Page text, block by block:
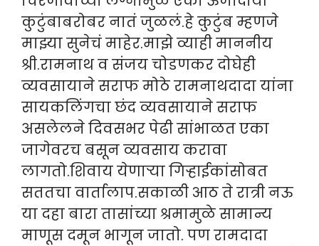
कुटुंबाबरोबर नातं जुळलं.हे कुटुंब म्हणजे
माझ्या सुनेचं माहेर.माझे व्याही माननीय
श्री.रामनाथ व संजय चोडणकर दोघेही
व्यवसायाने सराफ मोठे रामनाथदादा यांना
सायकलिंगचा छंद व्यवसायाने सराफ
असलेलने दिवसभर पेढी सांभाळत एका
जागेवरच बसून व्यवसाय करावा
लागतो.शिवाय येणाऱ्या गिऱ्हाईकांसोबत
सततचा वार्तालाप.सकाळी आठ ते रात्री नऊ
या दहा बारा तासांच्या श्रमामुळे सामान्य
माणूस दमून भागून जातो. पण रामदादा